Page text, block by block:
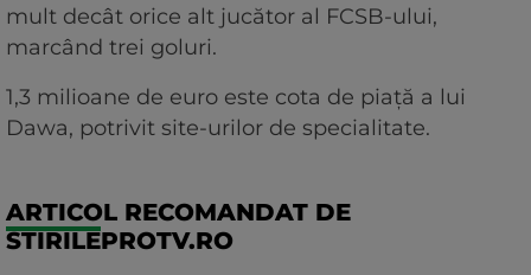
mult decât orice alt jucător al FCSB-ului,
marcând trei goluri.
1,3 milioane de euro este cota de piață a lui
Dawa, potrivit site-urilor de specialitate.
ARTICOL RECOMANDAT DE
STIRILEPROTV.RO